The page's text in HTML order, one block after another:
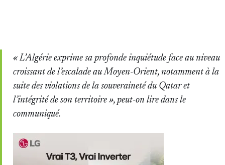
« L’Algérie exprime sa profonde inquiétude face au niveau
croissant de l’escalade au Moyen-Orient, notamment à la
suite des violations de la souveraineté du Qatar et
l’intégrité de son territoire », peut-on lire dans le
communiqué.